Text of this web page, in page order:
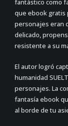
fantástico como
que ebook gratis
personajes eran
delicado,
resistente a su
El autor logró
humanidad
personajes. La
fantasía ebook
al borde de tu